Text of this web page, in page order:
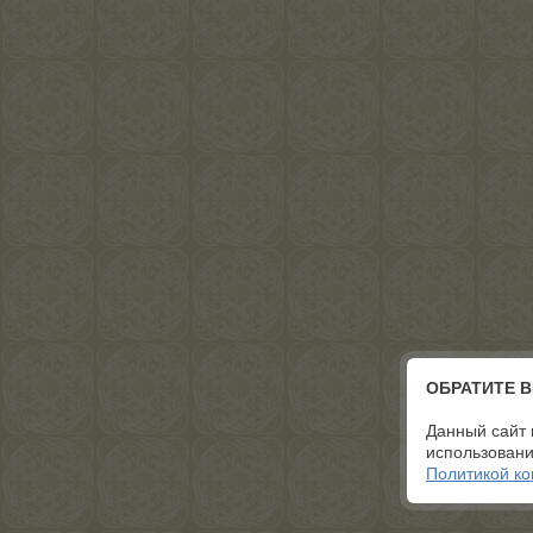
ОБРАТИТЕ
Данный сайт
Политикой